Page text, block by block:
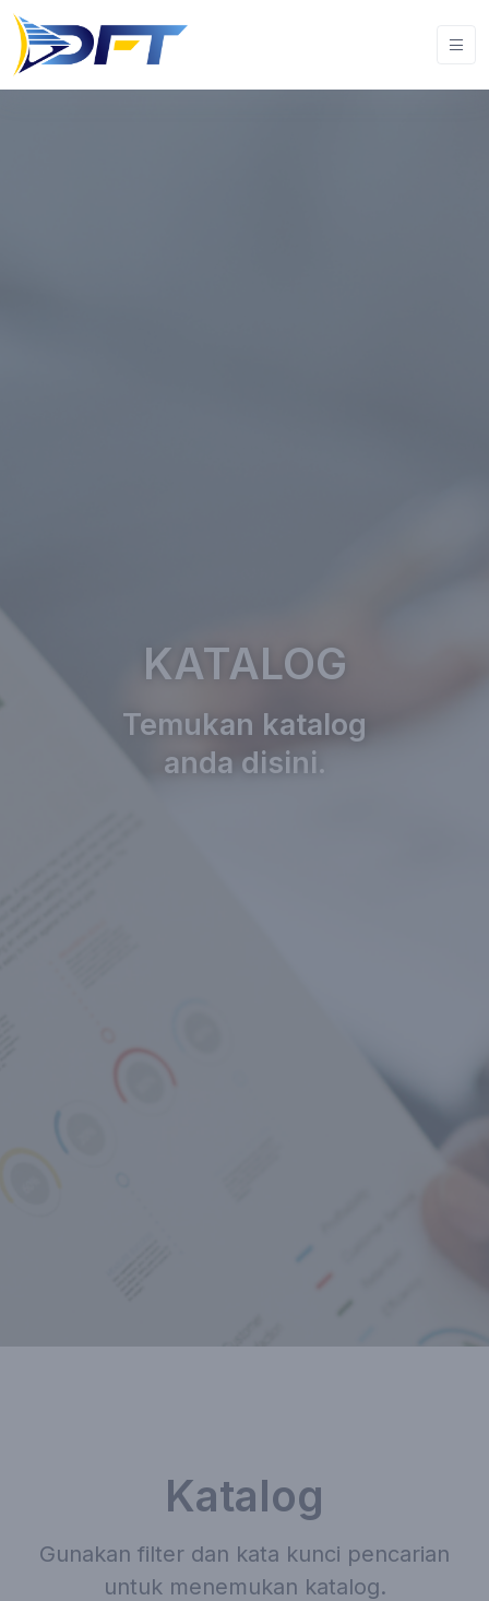
KATALOG
Temukan katalog
anda disini.
Katalog
Gunakan filter dan kata kunci pencarian
untuk menemukan katalog.